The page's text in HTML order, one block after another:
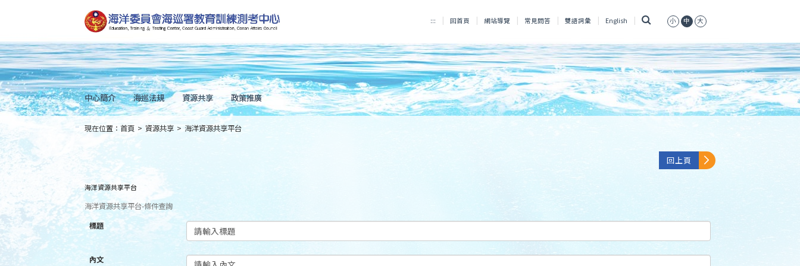
到
主
要
內
容
Skip
to
main
content
::: 回首頁 網站導覽 常見問答 雙語詞彙 English 小 中 大
中心簡介 海巡法規 資源共享 政策推廣
::: 現在位置： 首頁 > 資源共享 > 海洋資源共享平台
回上頁
海洋資源共享平台
海洋資源共享平台-條件查詢
標題
內文